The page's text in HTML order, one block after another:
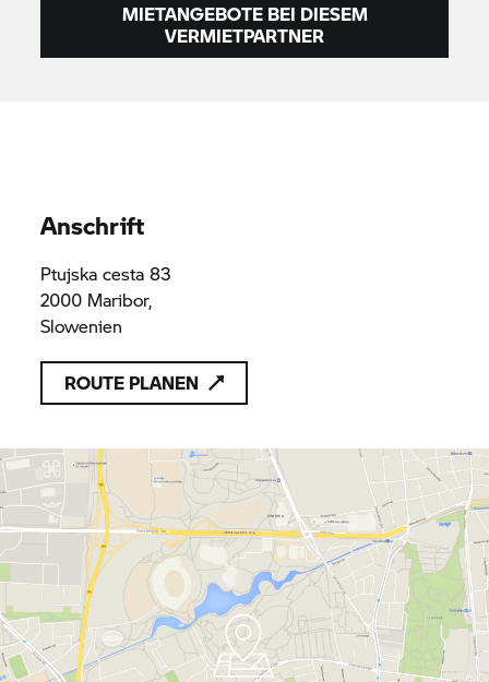
MIETANGEBOTE BEI DIESEM
VERMIETPARTNER
Anschrift
Ptujska cesta 83
2000 Maribor,
Slowenien
ROUTE PLANEN